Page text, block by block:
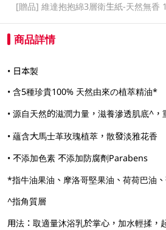
[贈品]維達抱抱綿3層衛生紙-天然無香
商品詳情
• 日本製
• 含5種珍貴100% 天然由來の植萃精油*
• 源自天然的滋潤力量，滋養滲透肌底^
• 蘊含大馬士革玫瑰植萃，散發淡雅花香
• 不添加色素 不添加防腐劑Parabens
*指牛油果油、摩洛哥堅果油、荷荷巴油
^指角質層
用法：取適量沐浴乳於掌心，加水輕揉，